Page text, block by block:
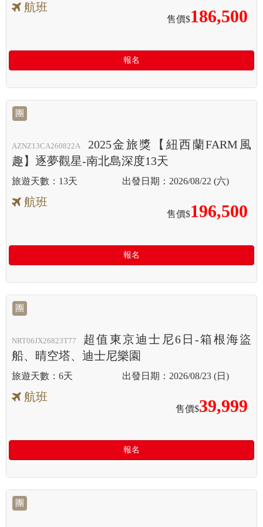
航班
售價$186,500
報名
團
AZNZ13CA260822A
2025金旅獎【紐西蘭FARM風
趣】逐夢觀星-南北島深度13天
13天 2026/08/22 (六)
航班
售價$196,500
報名
團
NRT06JX26823T77
超值東京迪士尼6日-箱根海盜
船、晴空塔、迪士尼樂園
6天 2026/08/23 (日)
航班
售價$39,999
報名
團